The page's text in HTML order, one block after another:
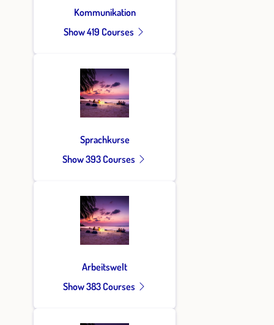
Kommunikation
Show 419 Courses
Sprachkurse
Show 393 Courses
Arbeitswelt
Show 383 Courses